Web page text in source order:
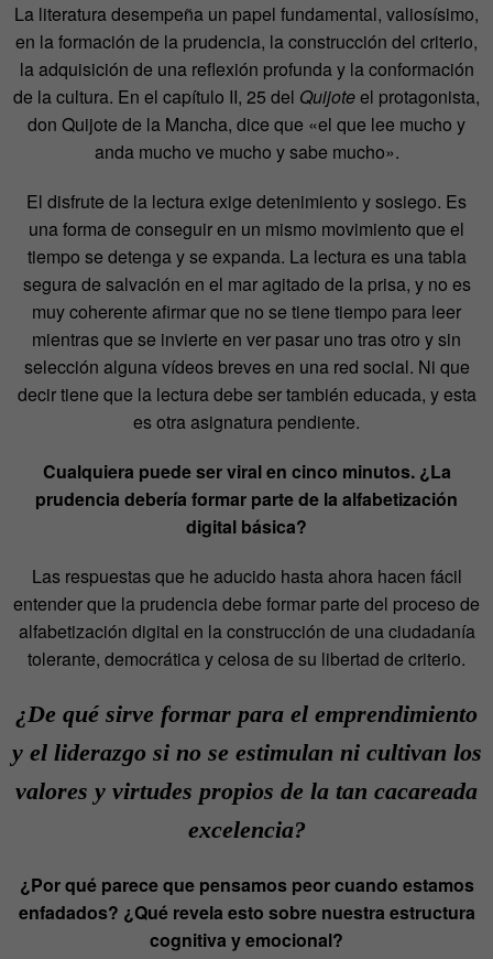
La literatura desempeña un papel fundamental, valiosísimo,
en la formación de la prudencia, la construcción del criterio,
la adquisición de una reflexión profunda y la conformación
de la cultura. En el capítulo II, 25 del Quijoteel protagonista,
don Quijote de la Mancha, dice que «el que lee mucho y
anda mucho ve mucho y sabe mucho».
El disfrute de la lectura exige detenimiento y sosiego. Es
una forma de conseguir en un mismo movimiento que el
tiempo se detenga y se expanda. La lectura es una tabla
segura de salvación en el mar agitado de la prisa, y no es
muy coherente afirmar que no se tiene tiempo para leer
mientras que se invierte en ver pasar uno tras otro y sin
selección alguna vídeos breves en una red social. Ni que
decir tiene que la lectura debe ser también educada, y esta
es otra asignatura pendiente.
Cualquiera puede ser viral en cinco minutos. ¿La
prudencia debería formar parte de la alfabetización
digital básica?
Las respuestas que he aducido hasta ahora hacen fácil
entender que la prudencia debe formar parte del proceso de
alfabetización digital en la construcción de una ciudadanía
tolerante, democrática y celosa de su libertad de criterio.
¿De qué sirve formar para el emprendimiento
y el liderazgo si no se estimulan ni cultivan los
valores y virtudes propios de la tan cacareada
excelencia?
¿Por qué parece que pensamos peor cuando estamos
enfadados? ¿Qué revela esto sobre nuestra estructura
cognitiva y emocional?